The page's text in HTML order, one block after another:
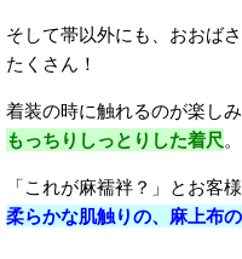
そして帯以外にも、おおば
たくさん！
着装の時に触れるのが楽しみ
もっちりしっとりした着尺。
「これが麻襦袢？」とお客
柔らかな肌触りの、麻上布